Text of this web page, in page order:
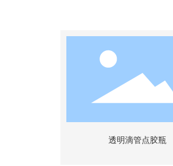
透明滴管点胶瓶